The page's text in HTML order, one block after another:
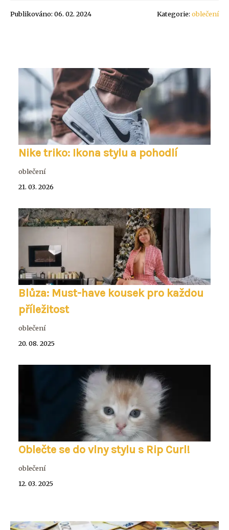
Publikováno: 06. 02. 2024 Kategorie: oblečení
Nike triko: Ikona stylu a pohodlí
oblečení
21. 03. 2026
Blůza: Must-have kousek pro každou
příležitost
oblečení
20. 08. 2025
Oblečte se do vlny stylu s Rip Curl!
oblečení
12. 03. 2025